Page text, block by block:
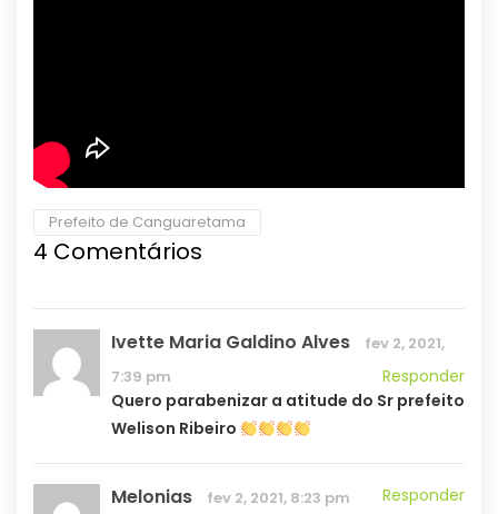
Prefeito de Canguaretama
4 Comentários
Ivette Maria Galdino Alves
fev 2, 2021,
7:39 pm
Responder
Quero parabenizar a atitude do Sr prefeito
Welison Ribeiro
Melonias fev 2, 2021, 8:23 pm Responder